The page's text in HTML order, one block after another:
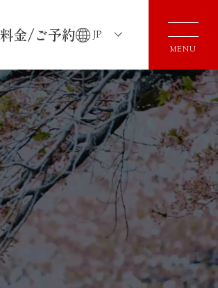
料金/ご予約 JP
MENU